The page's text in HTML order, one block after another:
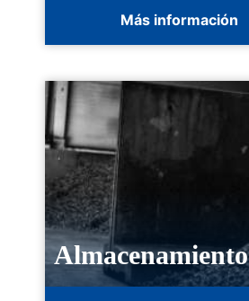
Más información
Almacenamiento